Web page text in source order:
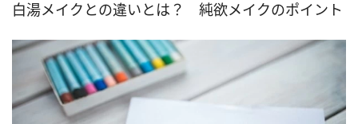
白湯メイクとの違いとは？ 純欲メイクのポイント